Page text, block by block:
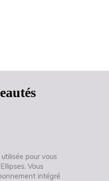
pour vous
Vous
intégré